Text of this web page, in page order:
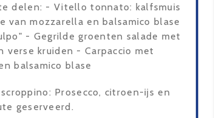
delen: - Vitello tonnato: kalfsmuis
van mozzarella en balsamico blase
- Gegrilde groenten salade met
kruiden - Carpaccio met
balsamico blase
Prosecco, citroen-ijs en
geserveerd.